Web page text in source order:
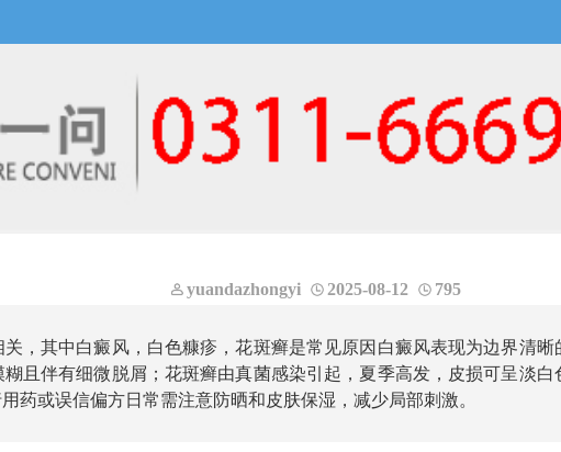
yuandazhongyi 2025-08-12 795
，其中白癜风，白色糠疹，花斑癣是常见原因白癜风表现为边界清
且伴有细微脱屑；花斑癣由真菌感染引起，夏季高发，皮损可呈淡
药或误信偏方日常需注意防晒和皮肤保湿，减少局部刺激。